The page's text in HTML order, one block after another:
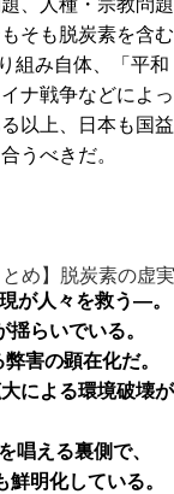
そも脱炭素を含む
組み自体、「平和
ナ戦争などによっ
以上、日本も国益
うべきだ。
とめ】脱炭素の
が人々を救う―。
らいでいる。
害の顕在化だ。
による環境破壊が
唱える裏側で、
明化している。